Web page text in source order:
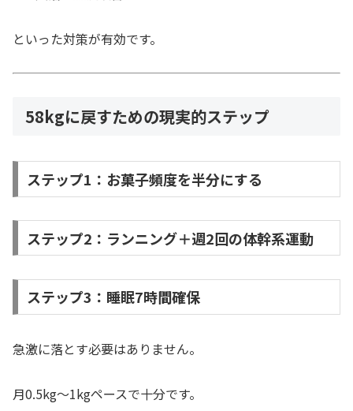
といった対策が有効です。
58kgに戻すための現実的ステップ
ステップ1：お菓子頻度を半分にする
ステップ2：ランニング＋週2回の体幹系運動
ステップ3：睡眠7時間確保
急激に落とす必要はありません。
月0.5kg〜1kgペースで十分です。